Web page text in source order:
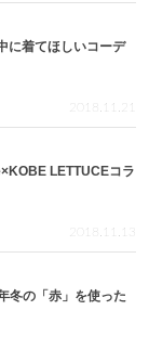
に着てほしいコーデ
2018.11.21
LETTUCEコラ
2018.11.13
冬の「赤」を使った